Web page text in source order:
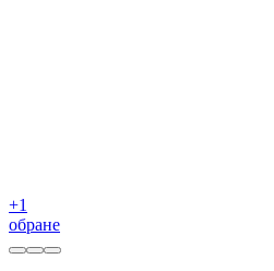
+1
обране